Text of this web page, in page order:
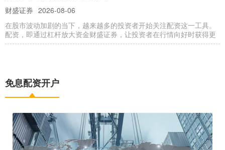
财盛证券 2026-08-06
在股市波动加剧的当下，越来越多的投资者开始关注配资这一工具。
配资，即通过杠杆放大资金财盛证券，让投资者在行情向好时获得更
在当今快节奏的金融市场中，个人股票配资平台正成为解锁财富新高
度的强大工具。这些平台允许投资者使用杠杆，以放大其投资回报。
免息配资开户